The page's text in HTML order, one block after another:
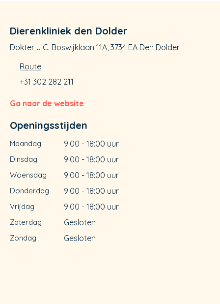
Dierenkliniek den Dolder
Dokter J.C. Boswijklaan 11A, 3734 EA Den Dolder
Route
+31 302 282 211
Ga naar de website
Openingsstijden
Maandag 9:00 - 18:00 uur
Dinsdag 9:00 - 18:00 uur
Woensdag 9:00 - 18:00 uur
Donderdag 9:00 - 18:00 uur
Vrijdag 9:00 - 18:00 uur
Zaterdag Gesloten
Zondag Gesloten